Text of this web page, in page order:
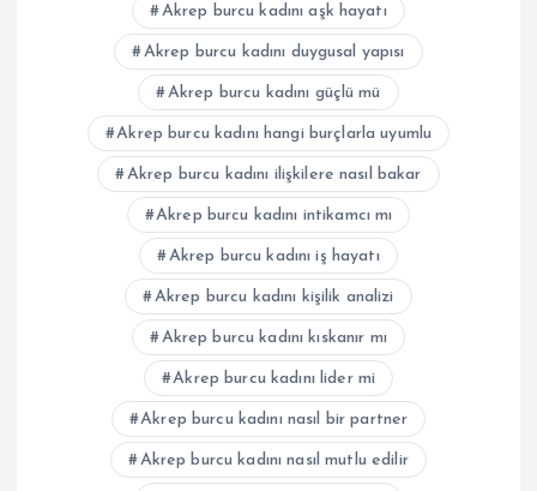
Akrep burcu kadını aşk hayatı
Akrep burcu kadını duygusal yapısı
Akrep burcu kadını güçlü mü
Akrep burcu kadını hangi burçlarla uyumlu
Akrep burcu kadını ilişkilere nasıl bakar
Akrep burcu kadını intikamcı mı
Akrep burcu kadını iş hayatı
Akrep burcu kadını kişilik analizi
Akrep burcu kadını kıskanır mı
Akrep burcu kadını lider mi
Akrep burcu kadını nasıl bir partner
Akrep burcu kadını nasıl mutlu edilir